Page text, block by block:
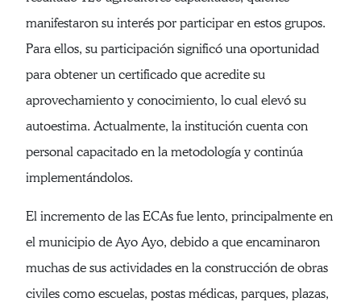
manifestaron su interés por participar en estos grupos.
Para ellos, su participación significó una oportunidad
para obtener un certificado que acredite su
aprovechamiento y conocimiento, lo cual elevó su
autoestima. Actualmente, la institución cuenta con
personal capacitado en la metodología y continúa
implementándolos.
El incremento de las ECAs fue lento, principalmente en
el municipio de Ayo Ayo, debido a que encaminaron
muchas de sus actividades en la construcción de obras
civiles como escuelas, postas médicas, parques, plazas,